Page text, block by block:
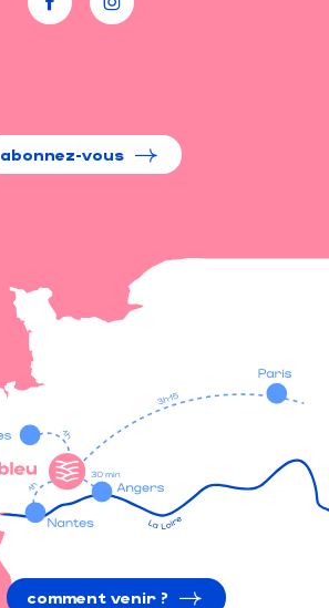
abonnez-vous
comment venir ?